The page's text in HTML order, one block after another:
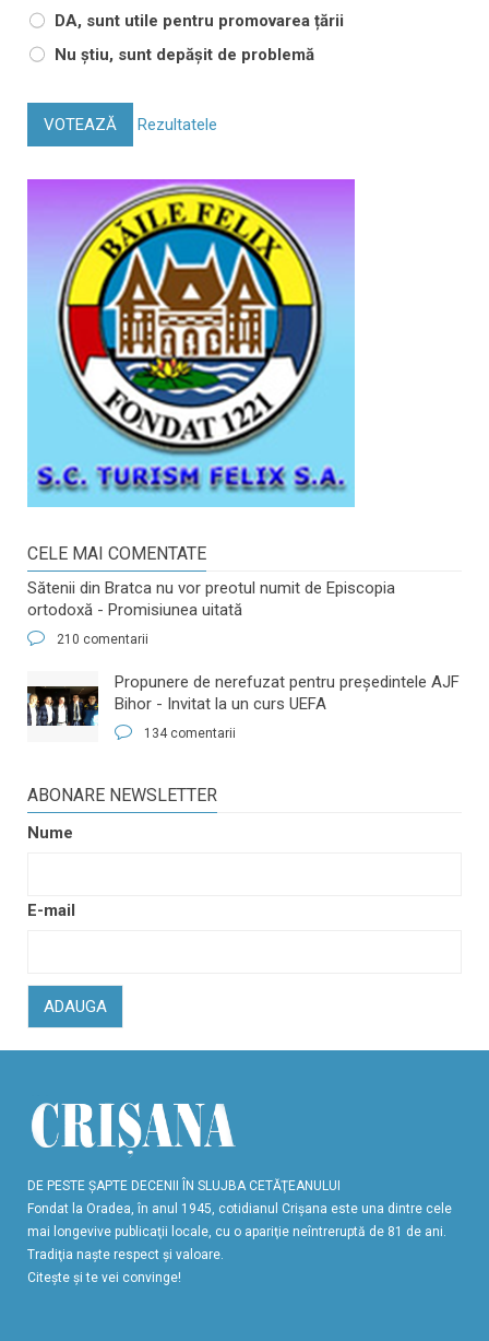
DA, sunt utile pentru promovarea țării
Nu știu, sunt depășit de problemă
VOTEAZĂ Rezultatele
CELE MAI COMENTATE
Sătenii din Bratca nu vor preotul numit de Episcopia
ortodoxă - Promisiunea uitată
210 comentarii
​Propunere de nerefuzat pentru preşedintele AJF
Bihor - Invitat la un curs UEFA
134 comentarii
ABONARE NEWSLETTER
Nume
E-mail
ADAUGA
DE PESTE ŞAPTE DECENII ÎN SLUJBA CETĂŢEANULUI
Fondat la Oradea, în anul 1945, cotidianul Crişana este una dintre cele
mai longevive publicaţii locale, cu o apariţie neîntreruptă de 81 de ani.
Tradiţia naşte respect şi valoare.
Citeşte şi te vei convinge!